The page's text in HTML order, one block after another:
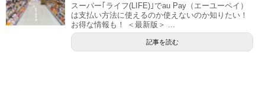
スーパー｢ライフ(LIFE)｣でau Pay（エーユーペイ）
は支払い方法に使えるのか使えないのか知りたい！
お得な情報も！ ＜最新版＞ ...
記事を読む